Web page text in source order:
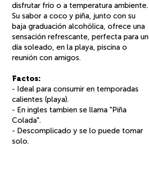
sabor
crema de cacao y café
eta
s
disfrutar frío o a temperatura ambiente.
Su sabor a coco y piña, junto con su
baja graduación alcohólica, ofrece una
sensación refrescante, perfecta para un
día soleado, en la playa, piscina o
reunión con amigos.
Factos:
- Ideal para consumir en temporadas
calientes (playa).
- En ingles tambien se llama "Piña
Colada".
- Descomplicado y se lo puede tomar
solo.